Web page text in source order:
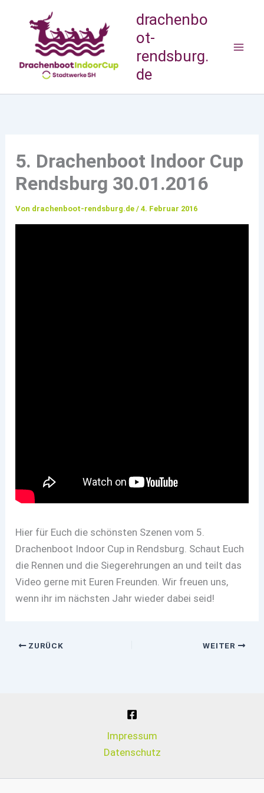
springen
drachenbo
ot-
rendsburg.
de
5. Drachenboot Indoor Cup
Rendsburg 30.01.2016
Von drachenboot-rendsburg.de/4. Februar 2016
Hier für Euch die schönsten Szenen vom 5.
Drachenboot Indoor Cup in Rendsburg. Schaut Euch
die Rennen und die Siegerehrungen an und teilt das
Video gerne mit Euren Freunden. Wir freuen uns,
wenn ihr im nächsten Jahr wieder dabei seid!
ZURÜCK WEITER
Impressum
Datenschutz